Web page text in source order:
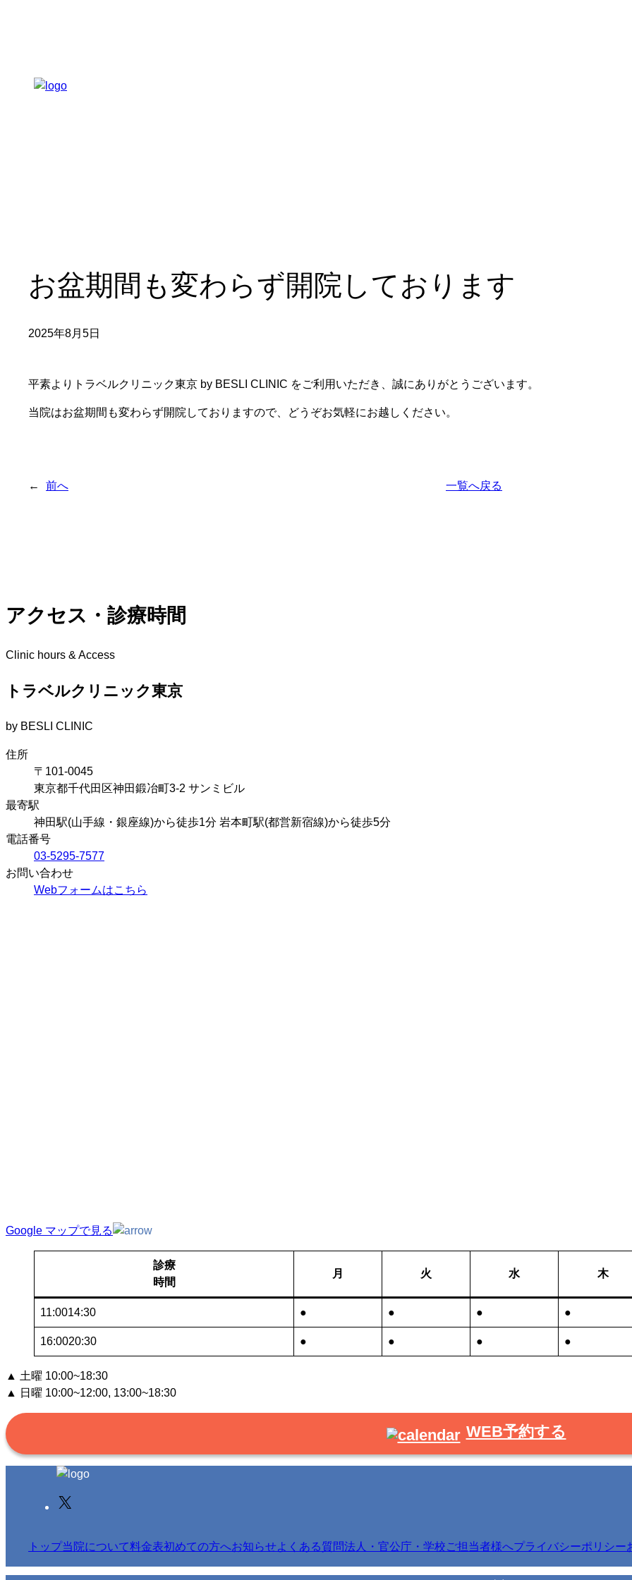
お盆期間も変わらず開院しております
2025年8月5日
平素よりトラベルクリニック東京 by BESLI CLINIC をご利用いただき、誠にありがとうございます。
当院はお盆期間も変わらず開院しておりますので、どうぞお気軽にお越しください。
← 前へ 一覧へ戻る
アクセス・診療時間
Clinic hours & Access
トラベルクリニック東京
by BESLI CLINIC
住所
〒101-0045
東京都千代田区神田鍛冶町3-2 サンミビル
最寄駅
神田駅(山手線・銀座線)から徒歩1分 岩本町駅(都営新宿線)から徒歩5分
電話番号
03-5295-7577
お問い合わせ
Webフォームはこちら
Google マップで見る
診療
時間
月 火 水 木
11:0014:30 ● ● ● ●
16:0020:30 ● ● ● ●
▲ 土曜 10:00~18:30
▲ 日曜 10:00~12:00, 13:00~18:30
WEB予約する
トップ当院について料金表初めての方へお知らせよくある質問法人・官公庁・学校ご担当者様へプライバシーポリシー